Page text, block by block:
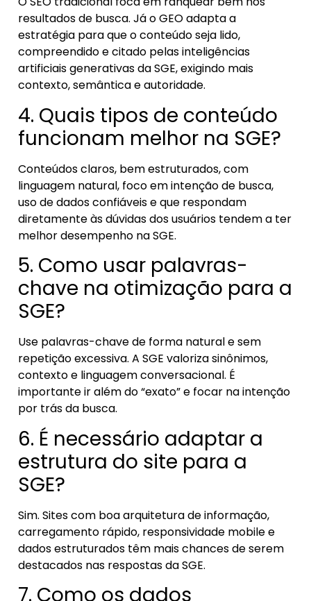
resultados de busca. Já o GEO adapta a
estratégia para que o conteúdo seja lido,
compreendido e citado pelas inteligências
artificiais generativas da SGE, exigindo mais
contexto, semântica e autoridade.
4. Quais tipos de conteúdo
funcionam melhor na SGE?
Conteúdos claros, bem estruturados, com
linguagem natural, foco em intenção de busca,
uso de dados confiáveis e que respondam
diretamente às dúvidas dos usuários tendem a ter
melhor desempenho na SGE.
5. Como usar palavras-
chave na otimização para a
SGE?
Use palavras-chave de forma natural e sem
repetição excessiva. A SGE valoriza sinônimos,
contexto e linguagem conversacional. É
importante ir além do “exato” e focar na intenção
por trás da busca.
6. É necessário adaptar a
estrutura do site para a
SGE?
Sim. Sites com boa arquitetura de informação,
carregamento rápido, responsividade mobile e
dados estruturados têm mais chances de serem
destacados nas respostas da SGE.
7. Como os dados